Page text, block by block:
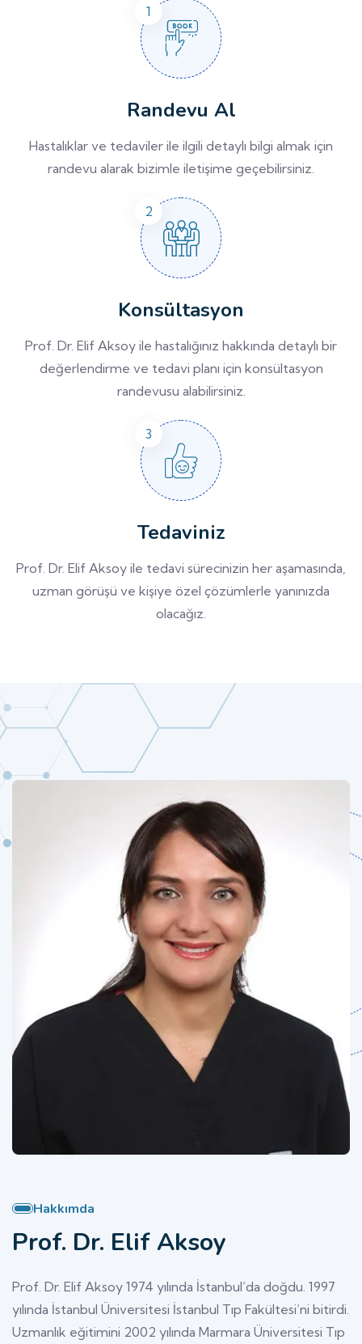
Randevu Al
Hastalıklar ve tedaviler ile ilgili detaylı bilgi almak için
randevu alarak bizimle iletişime geçebilirsiniz.
Konsültasyon
Prof. Dr. Elif Aksoy ile hastalığınız hakkında detaylı bir
değerlendirme ve tedavi planı için konsültasyon
randevusu alabilirsiniz.
Tedaviniz
Prof. Dr. Elif Aksoy ile tedavi sürecinizin her aşamasında,
uzman görüşü ve kişiye özel çözümlerle yanınızda
olacağız.
Hakkımda
Prof. Dr. Elif Aksoy
Prof. Dr. Elif Aksoy 1974 yılında İstanbul’da doğdu. 1997
yılında İstanbul Üniversitesi İstanbul Tıp Fakültesi’ni bitirdi.
Uzmanlık eğitimini 2002 yılında Marmara Üniversitesi Tıp